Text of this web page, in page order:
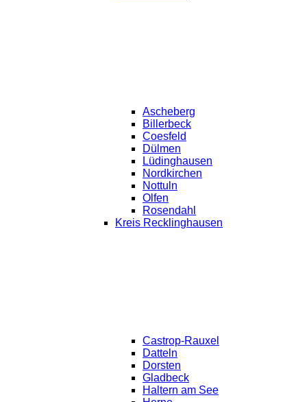
Ascheberg
Billerbeck
Coesfeld
Dülmen
Lüdinghausen
Nordkirchen
Nottuln
Olfen
Rosendahl
Kreis Recklinghausen
Castrop-Rauxel
Datteln
Dorsten
Gladbeck
Haltern am See